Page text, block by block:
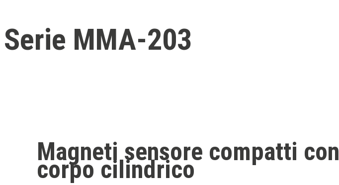
Serie MMA-203
Magneti sensore compatti con
corpo cilindrico